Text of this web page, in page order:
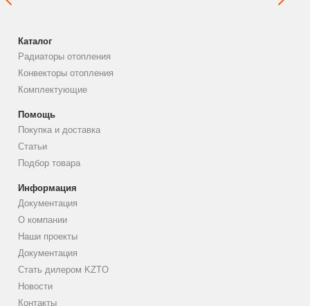
Каталог
Радиаторы отопления
Конвекторы отопления
Комплектующие
Помощь
Покупка и доставка
Статьи
Подбор товара
Информация
Документация
О компании
Наши проекты
Документация
Стать дилером KZTO
Новости
Контакты